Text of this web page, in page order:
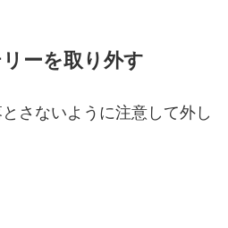
ーを取り外す
さないように注意して外し